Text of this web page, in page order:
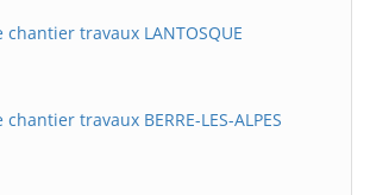
chantier travaux LANTOSQUE
travaux BERRE-LES-ALPES